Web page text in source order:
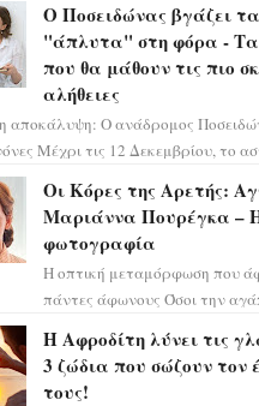
επιτυχίας «Μια Νύχτα Μόνο» ...
Ο Ποσειδώνας βγάζει τα
"άπλυτα" στη φόρα - Τα
που θα μάθουν τις πιο
αλήθειες
αποκάλυψη: Ο ανάδρομος
Μέχρι τις 12 Δεκεμβρίου, το
ταινία μυστηρίου ...
Οι Κόρες της Αρετής:
Μαριάννα Πουρέγκα –
φωτογραφία
Η οπτική μεταμόρφωση που
πάντες άφωνους Όσοι την
πρέπει τώρα να
Η Αφροδίτη λύνει τις
3 ζώδια που σώζουν τον
τους!